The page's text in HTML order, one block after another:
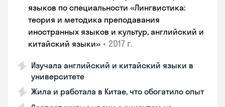
языков по специальности «Лингвистика:
теория и методика преподавания
иностранных языков и культур, английский и
китайский языки» • 2017 г.
Изучала английский и китайский языки в
университете
Жила и работала в Китае, что обогатило опыт